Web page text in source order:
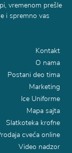
vremenom prešle
i spremno vas
Kontakt
O nama
Postani deo tima
Marketing
Ice Uniforme
Mapa sajta
Slatkoteka krofne
cveća online
Video nadzor